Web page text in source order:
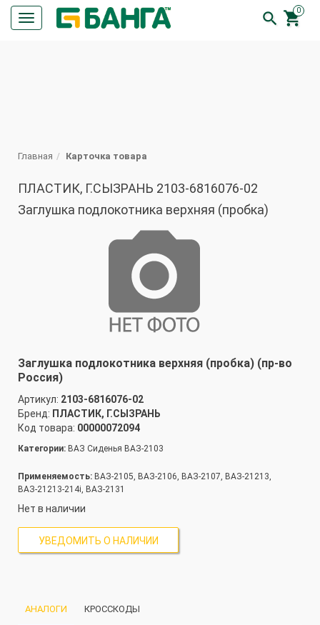
Кнопка
меню
0


Главная Карточка товара
ПЛАСТИК, Г.СЫЗРАНЬ 2103-6816076-02
Заглушка подлокотника верхняя (пробка)
Заглушка подлокотника верхняя (пробка) (пр-во
Россия)
Артикул: 2103-6816076-02
Бренд: ПЛАСТИК, Г.СЫЗРАНЬ
Код товара: 00000072094
Категории: ВАЗ Сиденья ВАЗ-2103
Применяемость: ВАЗ-2105, ВАЗ-2106, ВАЗ-2107, ВАЗ-21213,
ВАЗ-21213-214i, ВАЗ-2131
Нет в наличии
УВЕДОМИТЬ О НАЛИЧИИ
АНАЛОГИ КРОССКОДЫ